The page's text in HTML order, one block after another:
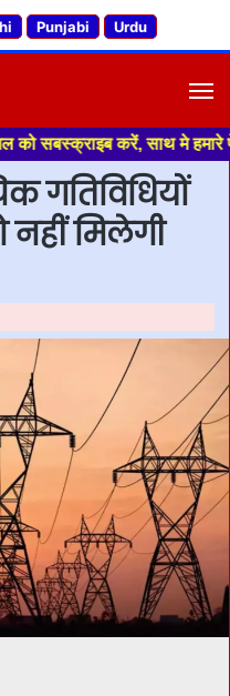
Punjabi Urdu
करें, साथ मे हमारे फेसबुक को
गतिविधियों
नहीं मिलेगी